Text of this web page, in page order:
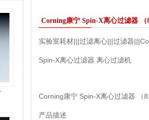
Corning康宁 Spin-X离心过滤器 （
实验室耗材|||过滤离心|||过滤器
Spin-X离心过滤器 离心过滤机
Corning康宁 Spin-X离心过滤器 （
产品描述